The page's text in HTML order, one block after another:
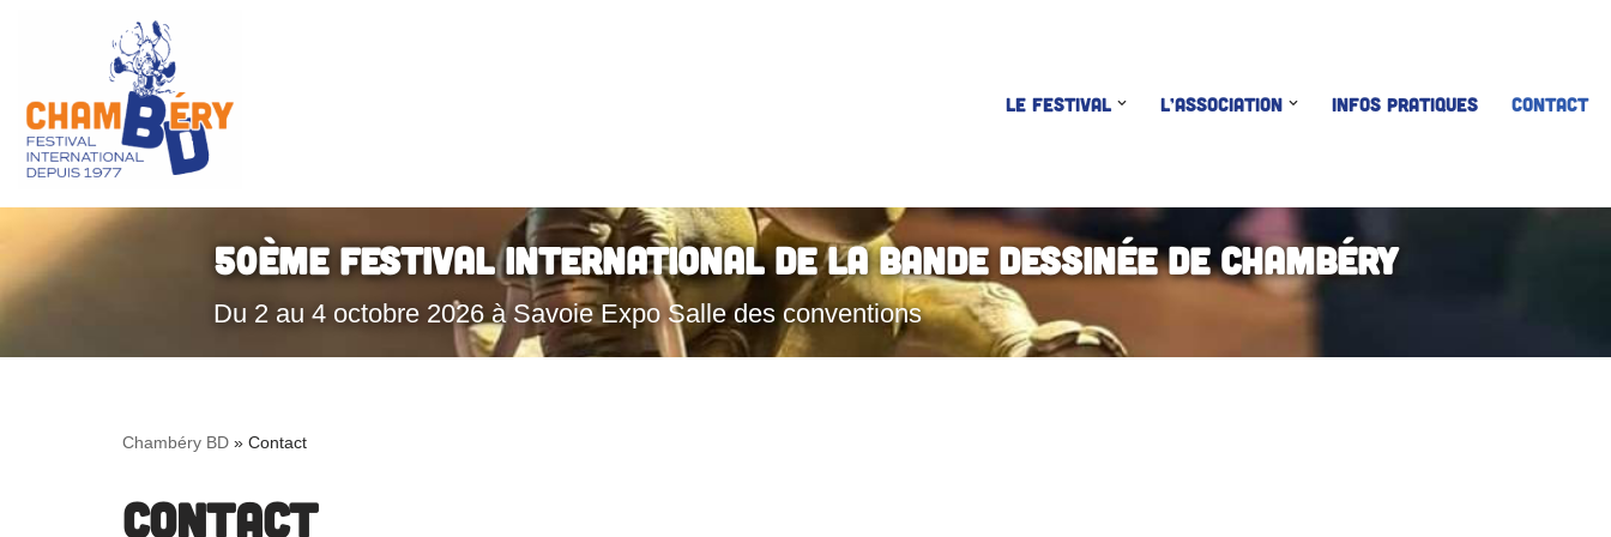
au
contenu
LE FESTIVAL L’ASSOCIATION INFOS PRATIQUES CONTACT
50ème Festival International de la Bande Dessinée de Chambéry
Du 2 au 4 octobre 2026 à Savoie Expo Salle des conventions
Chambéry BD » Contact
Contact